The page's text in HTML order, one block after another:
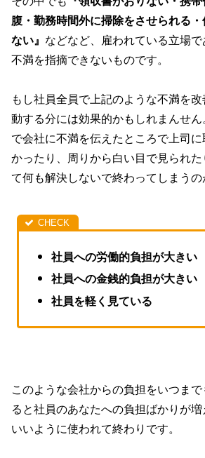
腹・勤務時間外に掃除をさせられる
ない』 などなど、雇われている立場
不満を指摘できないものです。
もし社員全員で上記のような不満を
動する分には効果的かもしれまんせ
で会社に不満を伝えたところで上司
かったり、周りから白い目で見られ
て何も解決しないで終わってしまうの
社員への労働的負担が大きい
社員への金銭的負担が大きい
社員を軽く見ている
このような会社からの負担をいつま
ると社員のあなたへの負担ばかりが
いいように使われて終わりです。